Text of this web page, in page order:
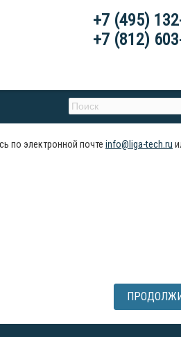
+7 (495)
+7 (812)
по электронной почте info@liga-tech.ru